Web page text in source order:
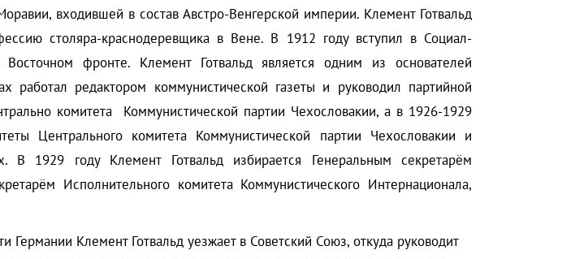
входившей в состав Австро-Венгерской империи. Клемент Готвальд
столяра-краснодеревщика в Вене. В 1912 году вступил в Социал-
фронте. Клемент Готвальд является одним из основателей
редактором коммунистической газеты и руководил партийной
комитета Коммунистической партии Чехословакии, а в 1926-1929
Центрального комитета Коммунистической партии Чехословакии и
В 1929 году Клемент Готвальд избирается Генеральным секретарём
Исполнительного комитета Коммунистического Интернационала,
Клемент Готвальд уезжает в Советский Союз, откуда руководит